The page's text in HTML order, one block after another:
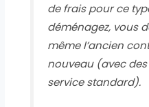
de frais pour ce
déménagez, vous
même l’ancien
nouveau (avec
service standard).